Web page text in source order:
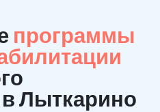
программы
Лыткарино